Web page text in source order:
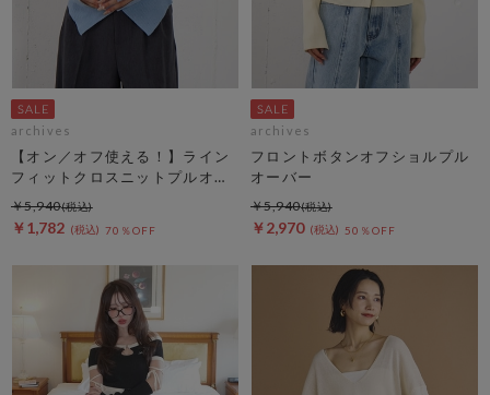
archives
【オン／オフ使える！】ライン
フィットクロスニットプルオー
バー
￥1,782 70％OFF
￥5,940
archives
フロントボタンオフショルプル
オーバー
￥2,970 50％OFF
￥5,940